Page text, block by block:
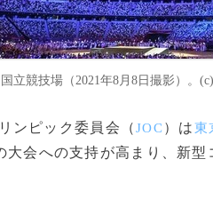
立競技場（2021年8月8日撮影）。
ンピック委員会（JOC）は東
大会への支持が高まり、新